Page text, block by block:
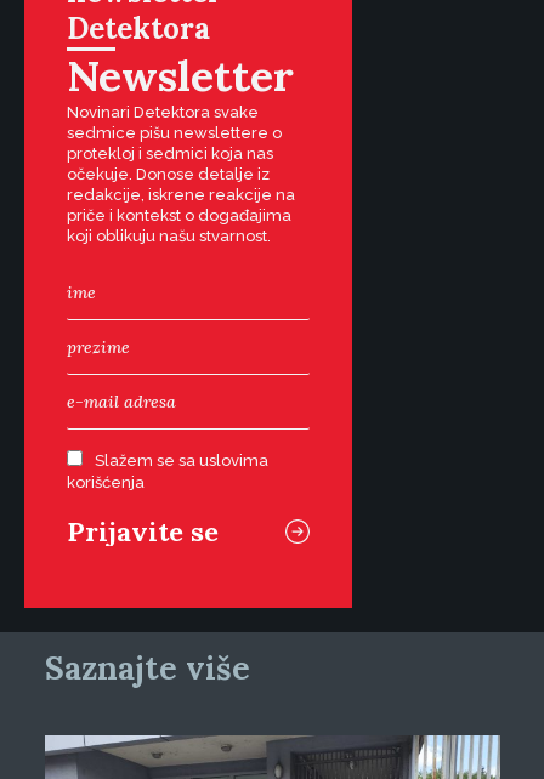
Detektora
Newsletter
Novinari Detektora svake
sedmice pišu newslettere o
protekloj i sedmici koja nas
očekuje. Donose detalje iz
redakcije, iskrene reakcije na
priče i kontekst o događajima
koji oblikuju našu stvarnost.
Slažem se sa uslovima
korišćenja
Saznajte više